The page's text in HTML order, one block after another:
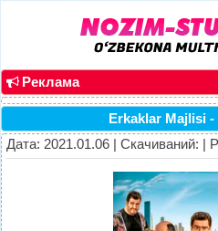
Реклама
Erkaklar Majlisi
Дата: 2021.01.06 | Скачиваний: |